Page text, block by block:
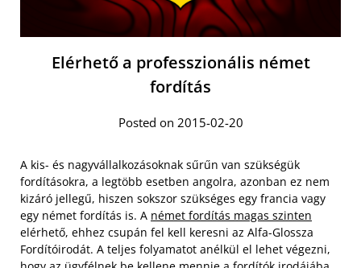
Elérhető a professzionális német
fordítás
Posted on 2015-02-20
A kis- és nagyvállalkozásoknak sűrűn van szükségük
fordításokra, a legtöbb esetben angolra, azonban ez nem
kizáró jellegű, hiszen sokszor szükséges egy francia vagy
egy német fordítás is. A német fordítás magas szinten
elérhető, ehhez csupán fel kell keresni az Alfa-Glossza
Fordítóirodát. A teljes folyamatot anélkül el lehet végezni,